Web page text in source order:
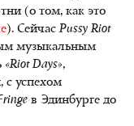
(о том, как это
). СейчасPussy Riot
музыкальным
«Riot Days»,
с успехом
в Эдинбурге до